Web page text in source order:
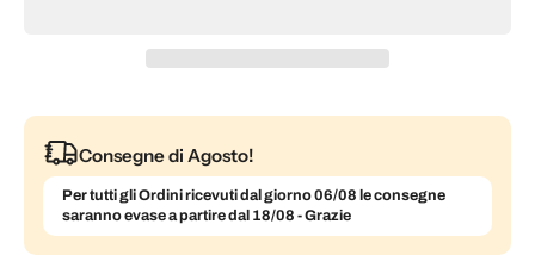
Consegne di Agosto!
Per tutti gli Ordini ricevuti dal giorno 06/08 le consegne
saranno evase a partire dal 18/08 - Grazie